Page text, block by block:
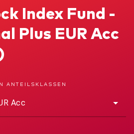
Fonds und ETFs
365
Index Fund -
Plus EUR Acc
ANTEILSKLASSEN
Acc